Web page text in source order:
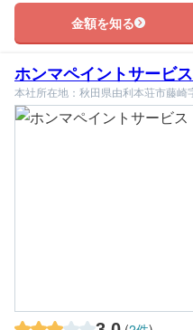
金額を知る
ホンマペイントサービス
本社所在地：秋田県由利本荘市藤崎